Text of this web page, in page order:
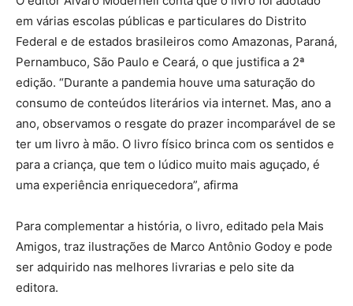
em várias escolas públicas e particulares do Distrito
Federal e de estados brasileiros como Amazonas, Paraná,
Pernambuco, São Paulo e Ceará, o que justifica a 2ª
edição. “Durante a pandemia houve uma saturação do
consumo de conteúdos literários via internet. Mas, ano a
ano, observamos o resgate do prazer incomparável de se
ter um livro à mão. O livro físico brinca com os sentidos e
para a criança, que tem o lúdico muito mais aguçado, é
uma experiência enriquecedora”, afirma
Para complementar a história, o livro, editado pela Mais
Amigos, traz ilustrações de Marco Antônio Godoy e pode
ser adquirido nas melhores livrarias e pelo site da
editora.